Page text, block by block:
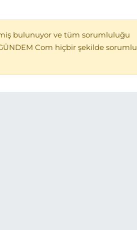
bulunuyor ve tüm sorumluluğu
Com hiçbir şekilde sorumlu